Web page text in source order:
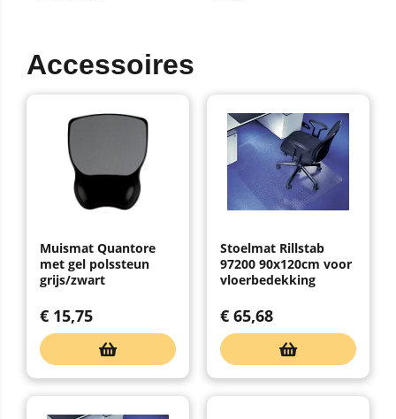
Accessoires
Muismat Quantore
met gel polssteun
grijs/zwart
€ 15,75
Stoelmat Rillstab
97200 90x120cm voor
vloerbedekking
€ 65,68